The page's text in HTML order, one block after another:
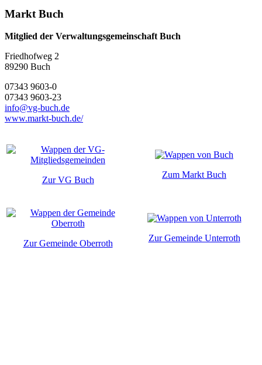
Markt Buch
Mitglied der Verwaltungsgemeinschaft Buch
Friedhofweg 2
89290 Buch
07343 9603-0
07343 9603-23
info@vg-buch.de
www.markt-buch.de/
Zur VG Buch
Zum Markt Buch
Zur Gemeinde Oberroth
Zur Gemeinde Unterroth